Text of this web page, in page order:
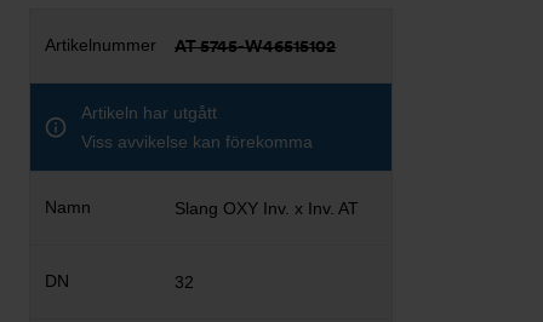
AT 5745-W46515102
Artikeln har utgått
Viss avvikelse kan förekomma
Slang OXY Inv. x Inv. AT
32